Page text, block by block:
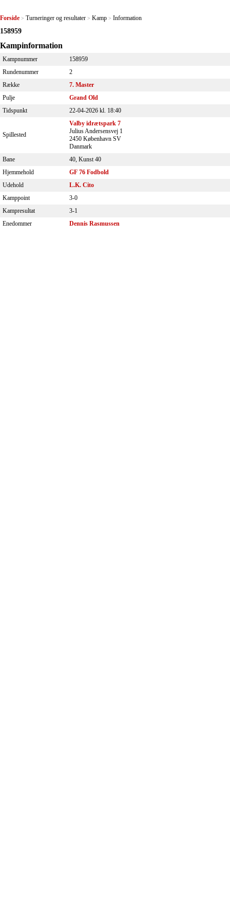
Forside > Turneringer og resultater > Kamp > Information
158959
Kampinformation
Kampnummer
158959
Rundenummer
2
Række
7. Master
Pulje
Grand Old
Tidspunkt
22-04-2026 kl. 18:40
Spillested
Valby idrætspark 7
Julius Andersensvej 1
2450 København SV
Danmark
Bane
40, Kunst 40
Hjemmehold
GF 76 Fodbold
Udehold
L.K. Cito
Kamppoint
3-0
Kampresultat
3-1
Enedommer
Dennis Rasmussen